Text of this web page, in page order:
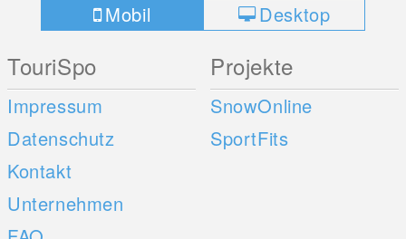
Mobil Desktop
TouriSpo
Impressum
Datenschutz
Kontakt
Unternehmen
Projekte
SnowOnline
SportFits